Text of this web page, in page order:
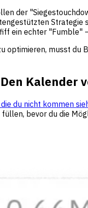
der
ein echter
optimieren, musst
Kalender
du nicht kommen
bevor du die